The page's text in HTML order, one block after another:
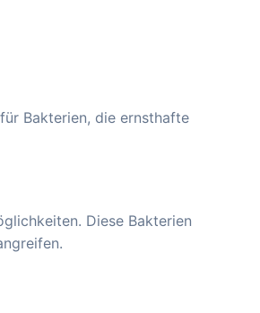
Bakterien, die ernsthafte
Diese Bakterien